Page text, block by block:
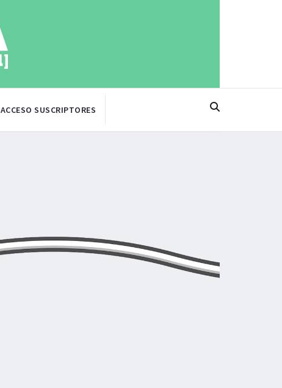
ACCESO SUSCRIPTORES